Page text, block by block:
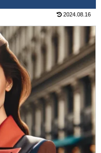
2024.08.16